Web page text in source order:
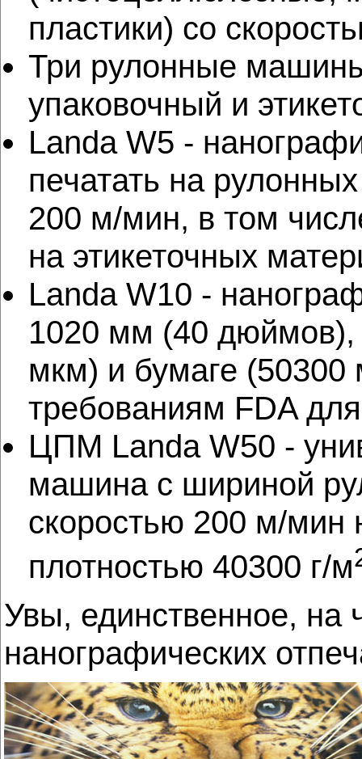
пластики) со
Три рулонные
упаковочный и
Landa W5 -
печатать на
200 м/мин, в том
на этикеточных
Landa W10 -
1020 мм (40 дюймов),
мкм) и бумаге (50­300
требованиям FDA
ЦПМ Landa W50 -
машина с шириной
скоростью 200 м/мин
плотностью 40­300 г/м
Увы, единственное, на
нанографических